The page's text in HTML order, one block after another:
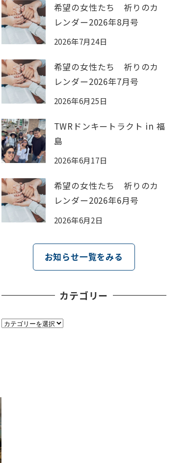
希望の女性たち 祈りのカ
レンダー2026年8月号
2026年7月24日
希望の女性たち 祈りのカ
レンダー2026年7月号
2026年6月25日
TWRドンキートラクト in 福
島
2026年6月17日
希望の女性たち 祈りのカ
レンダー2026年6月号
2026年6月2日
お知らせ一覧をみる
カテゴリー
カ